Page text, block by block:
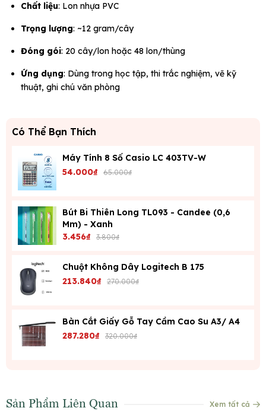
Chất liệu: Lon nhựa PVC
Trọng lượng: ~12 gram/cây
Đóng gói: 20 cây/lon hoặc 48 lon/thùng
Ứng dụng: Dùng trong học tập, thi trắc nghiệm, vẽ kỹ
thuật, ghi chú văn phòng
Có Thể Bạn Thích
Máy Tính 8 Số Casio LC 403TV-W
54.000₫ 65.000₫
Bút Bi Thiên Long TL093 - Candee (0,6
Mm) - Xanh
3.456₫ 3.800₫
Chuột Không Dây Logitech B 175
213.840₫ 270.000₫
Bàn Cắt Giấy Gỗ Tay Cầm Cao Su A3/ A4
287.280₫ 320.000₫
Sản Phẩm Liên Quan Xem tất cả